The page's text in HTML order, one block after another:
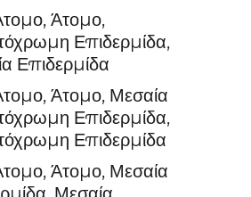
Άτομο,
Επιδερμίδα,
Επιδερμίδα
Άτομο, Μεσαία
Επιδερμίδα,
Επιδερμίδα
Άτομο, Μεσαία